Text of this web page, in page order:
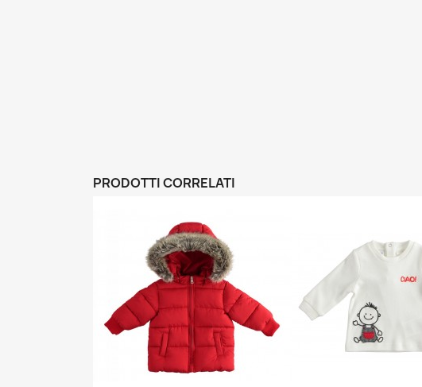
PRODOTTI CORRELATI